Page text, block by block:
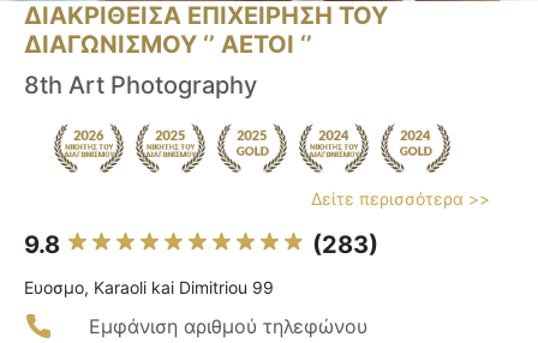
ΔΙΑΚΡΙΘΕΙΣΑ ΕΠΙΧΕΙΡΗΣΗ ΤΟΥ
ΔΙΑΓΩΝΙΣΜΟΥ ‘’ ΑΕΤΟΙ ‘’
8th Art Photography
Δείτε περισσότερα >>
9.8 (283)
Ευοσμο, Karaoli kai Dimitriou 99
Εμφάνιση αριθμού τηλεφώνου